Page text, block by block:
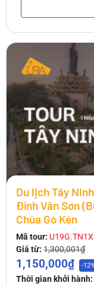
Du lịch Tây
Đỉnh Vân Sơn
Chùa Gò Kén
Mã tour:
Giá từ:1,300,001₫
1,150,000₫ -
Thời gian khởi hành: